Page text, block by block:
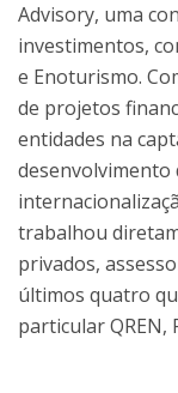
Advisory, uma
investimentos,
e Enoturismo.
de projetos
entidades na
desenvolvimento
trabalhou
privados,
últimos quatro
particular QREN,